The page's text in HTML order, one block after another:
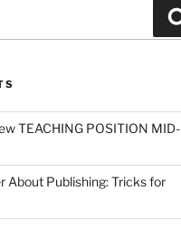
TEACHING POSITION MID-
About Publishing: Tricks for